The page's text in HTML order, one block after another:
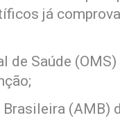
já
de Saúde
(AMB)